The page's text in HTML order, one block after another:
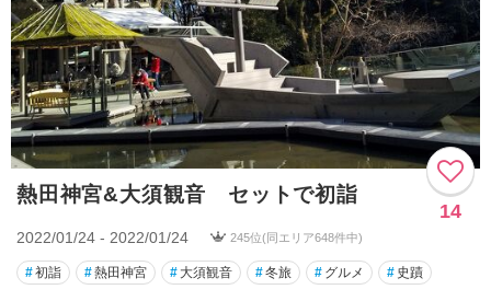
熱田神宮&大須観音 セットで初詣
14
2022/01/24 - 2022/01/24 245位(同エリア648件中)
#初詣 #熱田神宮 # 大須観音 #冬旅 # グルメ # 史蹟